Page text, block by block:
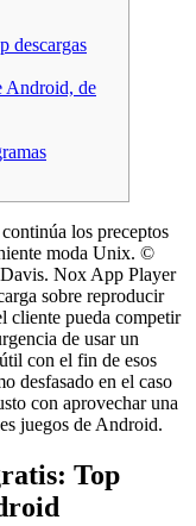
descargas
Android, de
los preceptos
moda Unix. ©
Nox App Player
sobre reproducir
cliente pueda competir
de usar un
con el fin de esos
desfasado en el caso
con aprovechar una
juegos de Android.
Top